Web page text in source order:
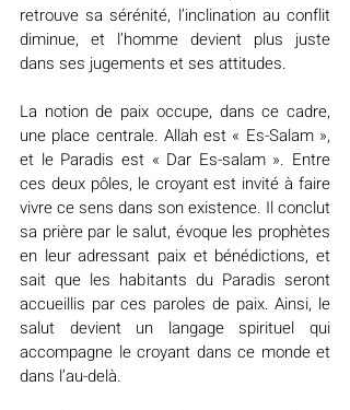
retrouve sa sérénité, l’inclination au conflit
diminue, et l’homme devient plus juste
dans ses jugements et ses attitudes.
La notion de paix occupe, dans ce cadre,
une place centrale. Allah est « Es-Salam »,
et le Paradis est « Dar Es-salam ». Entre
ces deux pôles, le croyant est invité à faire
vivre ce sens dans son existence. Il conclut
sa prière par le salut, évoque les prophètes
en leur adressant paix et bénédictions, et
sait que les habitants du Paradis seront
accueillis par ces paroles de paix. Ainsi, le
salut devient un langage spirituel qui
accompagne le croyant dans ce monde et
dans l’au-delà.